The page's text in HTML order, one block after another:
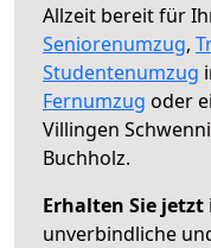
Allzeit bereit für
Seniorenumzug,
Studentenumzug
Fernumzug oder
Villingen
Buchholz.
Erhalten Sie jetzt
unverbindliche